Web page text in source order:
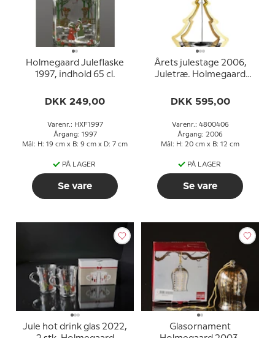
Holmegaard Juleflaske
1997, indhold 65 cl.
DKK 249,00
Varenr.: HXF1997
Årgang: 1997
Mål: H: 19 cm x B: 9 cm x D: 7 cm
PÅ LAGER
Se vare
Årets julestage 2006,
Juletræ. Holmegaard
fordi den mangler æske
DKK 595,00
Varenr.: 4800406
Årgang: 2006
Mål: H: 20 cm x B: 12 cm
PÅ LAGER
Se vare
Jule hot drink glas 2022,
Glasornament